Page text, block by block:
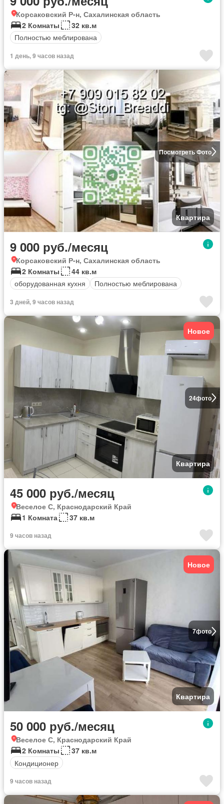
Корсаковский Р-н, Сахалинская область
2 Комнаты
32 кв.м
Полностью меблирована
1 день, 9 часов назад
Посмотреть Фото
Квартира
9 000 руб./месяц
Корсаковский Р-н, Сахалинская область
2 Комнаты
44 кв.м
оборудованная кухня
Полностью меблирована
3 дней, 9 часов назад
24фото
Новое
Квартира
45 000 руб./месяц
Веселое С, Краснодарский Край
1 Комната
37 кв.м
9 часов назад
7фото
Новое
Квартира
50 000 руб./месяц
Веселое С, Краснодарский Край
2 Комнаты
37 кв.м
Кондиционер
9 часов назад